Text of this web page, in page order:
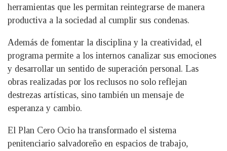
herramientas que les permitan reintegrarse de manera
productiva a la sociedad al cumplir sus condenas.
Además de fomentar la disciplina y la creatividad, el
programa permite a los internos canalizar sus emociones
y desarrollar un sentido de superación personal. Las
obras realizadas por los reclusos no solo reflejan
destrezas artísticas, sino también un mensaje de
esperanza y cambio.
El Plan Cero Ocio ha transformado el sistema
penitenciario salvadoreño en espacios de trabajo,